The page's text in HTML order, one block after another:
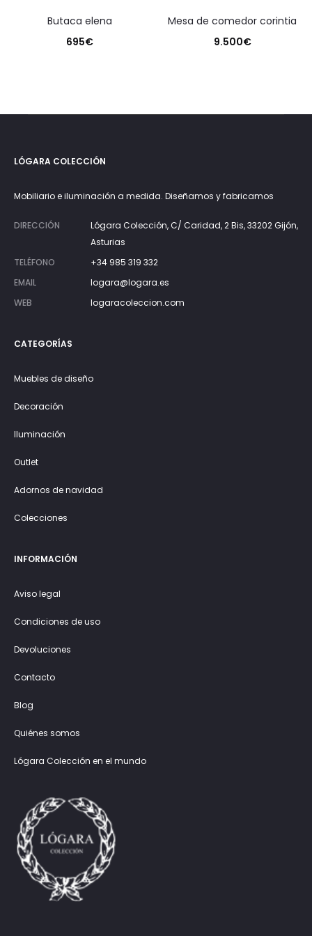
butaca elena
695€
mesa de comedor corintia
9.500€
LÓGARA COLECCIÓN
Mobiliario e iluminación a medida. Diseñamos y fabricamos
DIRECCIÓN
Lógara Colección, C/ Caridad, 2 Bis, 33202 Gijón,
Asturias
TELÉFONO
+34 985 319 332
EMAIL
logara@logara.es
WEB
logaracoleccion.com
CATEGORÍAS
Muebles de diseño
Decoración
Iluminación
Outlet
Adornos de navidad
Colecciones
INFORMACIÓN
Aviso legal
Condiciones de uso
Devoluciones
Contacto
Blog
Quiénes somos
Lógara Colección en el mundo